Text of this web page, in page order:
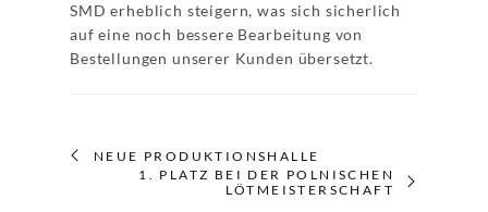
SMD erheblich steigern, was sich sicherlich
auf eine noch bessere Bearbeitung von
Bestellungen unserer Kunden übersetzt.
NEUE PRODUKTIONSHALLE
1. PLATZ BEI DER POLNISCHEN
LÖTMEISTERSCHAFT